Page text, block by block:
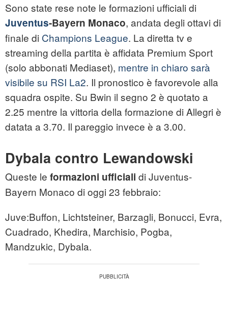
Sono state rese note le formazioni ufficiali di
Juventus-Bayern Monaco, andata degli ottavi di
finale di Champions League. La diretta tv e
streaming della partita è affidata Premium Sport
(solo abbonati Mediaset), mentre in chiaro sarà
visibile su RSI La2. Il pronostico è favorevole alla
squadra ospite. Su Bwin il segno 2 è quotato a
2.25 mentre la vittoria della formazione di Allegri è
datata a 3.70. Il pareggio invece è a 3.00.
Dybala contro Lewandowski
Queste le formazioni ufficiali di Juventus-
Bayern Monaco di oggi 23 febbraio:
Juve:Buffon, Lichtsteiner, Barzagli, Bonucci, Evra,
Cuadrado, Khedira, Marchisio, Pogba,
Mandzukic, Dybala.